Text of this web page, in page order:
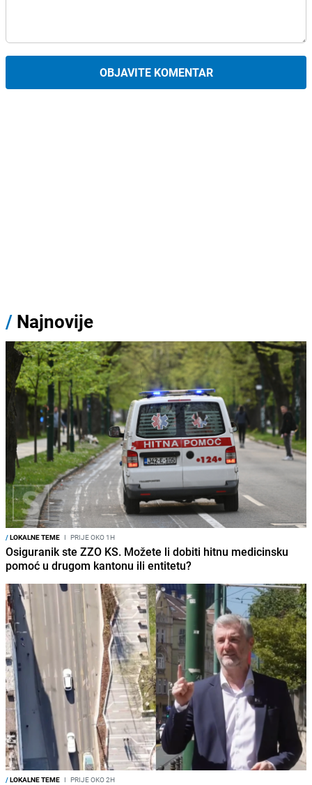
OBJAVITE KOMENTAR
/ Najnovije
/LOKALNE TEME I PRIJE OKO 1H
Osiguranik ste ZZO KS. Možete li dobiti hitnu medicinsku
pomoć u drugom kantonu ili entitetu?
/LOKALNE TEME I PRIJE OKO 2H